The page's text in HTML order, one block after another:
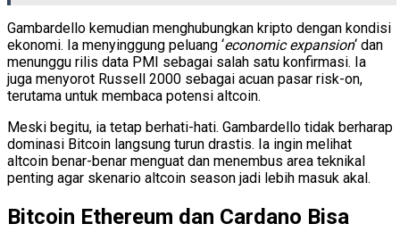
Gambardello kemudian menghubungkan kripto dengan kondisi
ekonomi. Ia menyinggung peluang ‘economic expansion‘ dan
menunggu rilis data PMI sebagai salah satu konfirmasi. Ia
juga menyorot Russell 2000 sebagai acuan pasar risk-on,
terutama untuk membaca potensi altcoin.
Meski begitu, ia tetap berhati-hati. Gambardello tidak berharap
dominasi Bitcoin langsung turun drastis. Ia ingin melihat
altcoin benar-benar menguat dan menembus area teknikal
penting agar skenario altcoin season jadi lebih masuk akal.
Bitcoin Ethereum dan Cardano Bisa